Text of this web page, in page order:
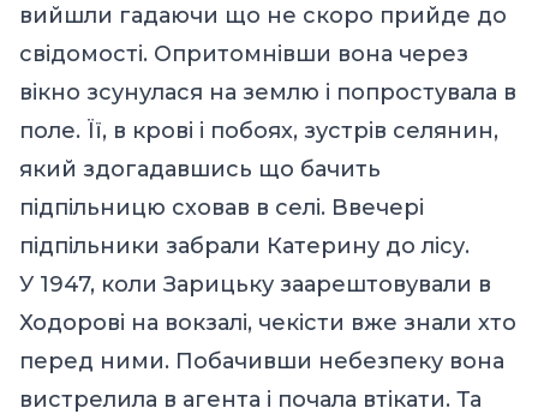
вийшли гадаючи що не скоро прийде до
свідомості. Опритомнівши вона через
вікно зсунулася на землю і попростувала в
поле. Її, в крові і побоях, зустрів селянин,
який здогадавшись що бачить
підпільницю сховав в селі. Ввечері
підпільники забрали Катерину до лісу.
У 1947, коли Зарицьку заарештовували в
Ходорові на вокзалі, чекісти вже знали хто
перед ними. Побачивши небезпеку вона
вистрелила в агента і почала втікати. Та